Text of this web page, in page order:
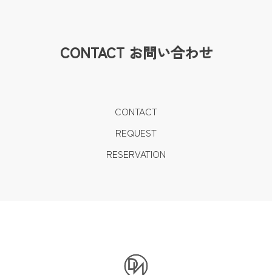
CONTACT お問い合わせ
CONTACT
REQUEST
RESERVATION